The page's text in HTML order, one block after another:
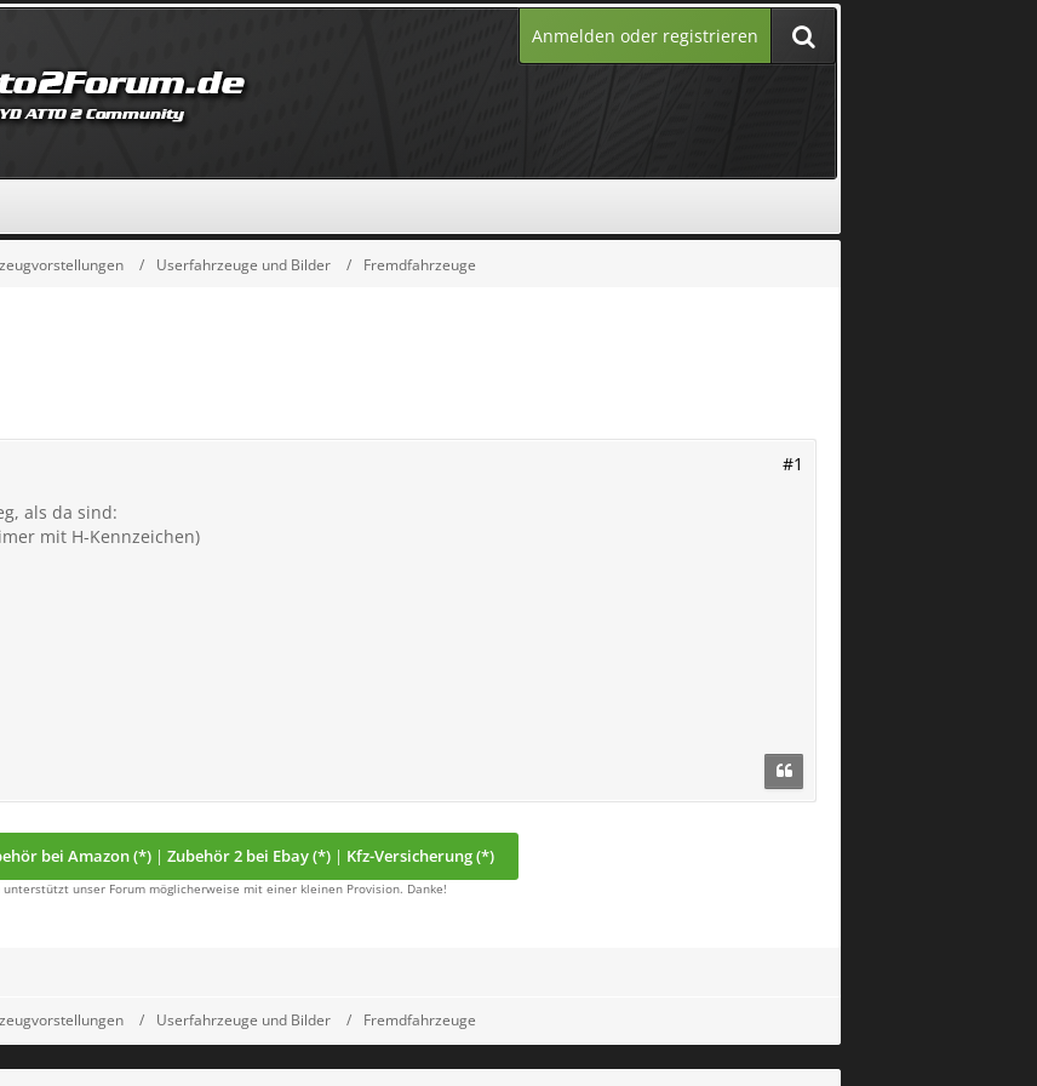
Anmelden oder registrieren
Userfahrzeuge und Bilder Fremdfahrzeuge
#1
als da sind:
mit H-Kennzeichen)
bei Amazon (*) | Zubehör 2 bei Ebay (*) | Kfz-Versicherung (*)
unser Forum möglicherweise mit einer kleinen Provision. Danke!
Userfahrzeuge und Bilder Fremdfahrzeuge